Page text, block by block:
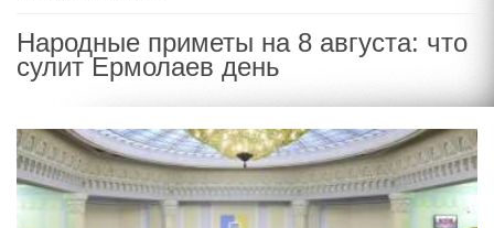
Народные приметы на 8 августа: что
сулит Ермолаев день